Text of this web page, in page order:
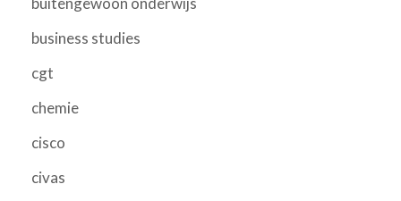
business studies
cgt
chemie
cisco
civas